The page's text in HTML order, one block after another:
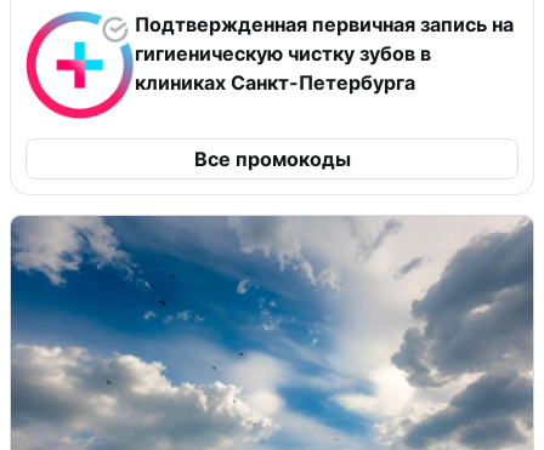
Подтвержденная первичная запись на
гигиеническую чистку зубов в
клиниках Санкт-Петербурга
Все промокоды